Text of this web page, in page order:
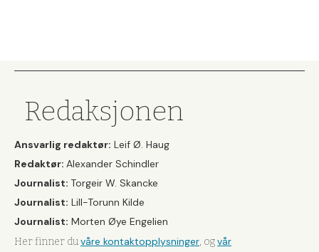
Redaksjonen
Ansvarlig redaktør: Leif Ø. Haug
Redaktør: Alexander Schindler
Journalist: Torgeir W. Skancke
Journalist: Lill-Torunn Kilde
Journalist: Morten Øye Engelien
Her finner duvåre kontaktopplysninger, ogvår